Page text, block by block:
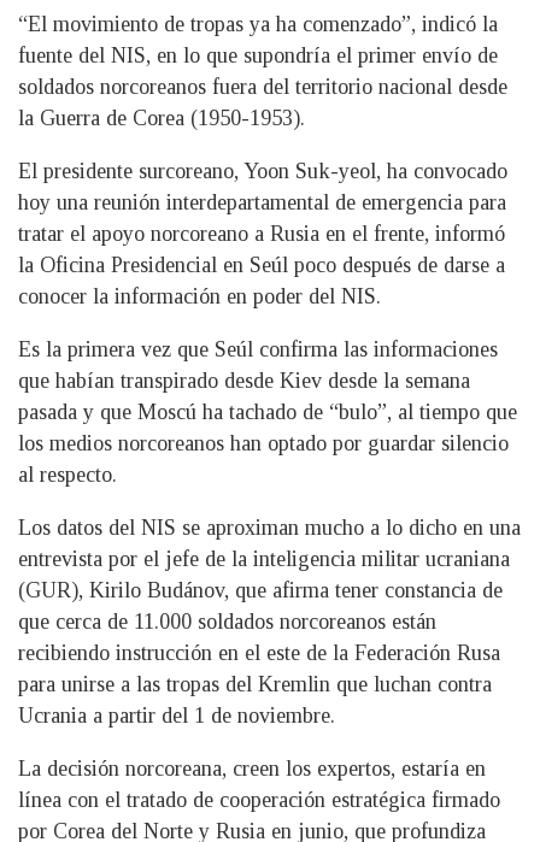
“El movimiento de tropas ya ha comenzado”, indicó la
fuente del NIS, en lo que supondría el primer envío de
soldados norcoreanos fuera del territorio nacional desde
la Guerra de Corea (1950-1953).
El presidente surcoreano, Yoon Suk-yeol, ha convocado
hoy una reunión interdepartamental de emergencia para
tratar el apoyo norcoreano a Rusia en el frente, informó
la Oficina Presidencial en Seúl poco después de darse a
conocer la información en poder del NIS.
Es la primera vez que Seúl confirma las informaciones
que habían transpirado desde Kiev desde la semana
pasada y que Moscú ha tachado de “bulo”, al tiempo que
los medios norcoreanos han optado por guardar silencio
al respecto.
Los datos del NIS se aproximan mucho a lo dicho en una
entrevista por el jefe de la inteligencia militar ucraniana
(GUR), Kirilo Budánov, que afirma tener constancia de
que cerca de 11.000 soldados norcoreanos están
recibiendo instrucción en el este de la Federación Rusa
para unirse a las tropas del Kremlin que luchan contra
Ucrania a partir del 1 de noviembre.
La decisión norcoreana, creen los expertos, estaría en
línea con el tratado de cooperación estratégica firmado
por Corea del Norte y Rusia en junio, que profundiza